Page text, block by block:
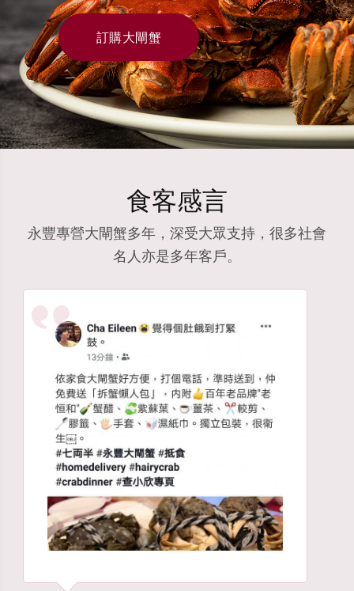
訂購大閘蟹
食客感言
永豐專營大閘蟹多年，深受大眾支持，很多社會
名人亦是多年客戶。